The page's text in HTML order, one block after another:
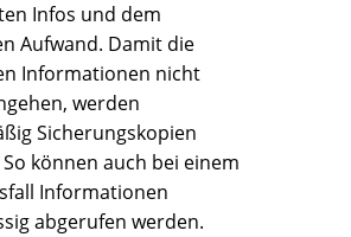
Infos und dem
Aufwand. Damit die
Informationen nicht
werden
Sicherungskopien
können auch bei einem
Informationen
abgerufen werden.